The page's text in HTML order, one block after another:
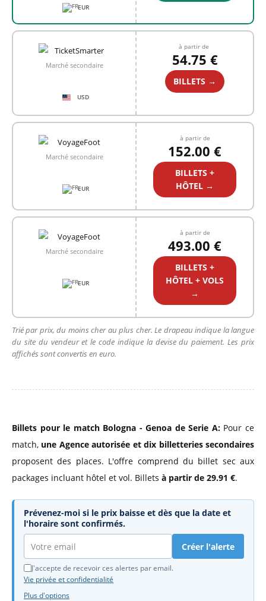
EUR
Marché secondaire
USD
à partir de
54.75 €
BILLETS →
Marché secondaire
EUR
à partir de
152.00 €
BILLETS +
HÔTEL →
Marché secondaire
EUR
à partir de
493.00 €
BILLETS +
HÔTEL + VOLS
→
Trié par prix, du moins cher au plus cher. Le drapeau indique la langue
du site du vendeur et le code indique la devise du paiement. Les prix
affichés sont convertis en euro.
Billets pour le match Bologna - Genoa de Serie A:Pour ce
match, une Agence autorisée et dix billetteries secondaires
proposent des places. L'offre comprend du billet sec aux
packages incluant hôtel et vol. Billets à partir de 29.91 €.
Prévenez-moi si le prix baisse et dès que la date et
l'horaire sont confirmés.
Créer l'alerte
J'accepte de recevoir ces alertes par email.
Vie privée et confidentialité
Plus d'options